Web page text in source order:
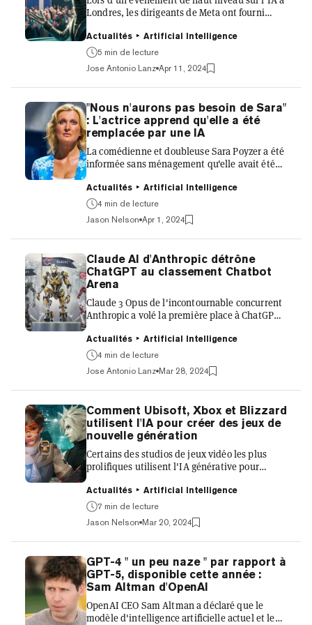
Londres, les dirigeants de Meta ont fourni
détails sur la sortie imminente de Llama 3, la
prochaine itération très attendue du modèle
de grand langage open-source de l'entreprise.
"D'ici un mois, voire moins, nous espérons
commencer à déployer notre nouvelle suite de
modèles de fondation de nouvelle génération,
Llama 3", a annoncé Nick Clegg, président des
affaires internationales de Meta, lors du
Meta...
Actualités
Artificial Intelligence
5 min de lecture
Jose Antonio Lanz Apr 11, 2024
"Nous n'aurons pas besoin de Sara"
: L'actrice apprend qu'elle a été
remplacée par une IA
La comédienne et doubleuse Sara Poyzer a été
informée sans ménagement qu'elle avait été
déclaré mardi la star de Mamma Mia. Poyzer a
publié le texte d'un message électronique
qu'elle a reçu d'une société de production non
nommée qui disait que ses services vocaux
n'étaient plus nécessaires par la BBC car le
diffuseur avait donné la permission d'utiliser
une voix générée par IA à la place. «Désolé
pour le retard,» le message a dit. «Nous avons
eu l'a...
Actualités
Artificial Intelligence
4 min de lecture
Jason Nelson Apr 1, 2024
Claude AI d'Anthropic détrône
ChatGPT au classement Chatbot
Arena
Claude 3 Opus de l'incontournable concurrent
Anthropic a volé la première place à ChatGPT
d'esprit grand public de tous les outils d'IA
générative, sur un tableau de bord populaire
basé sur la foule utilisé par les chercheurs en
IA. L'ascension de Claude dans le classement
de Chatbot Arena marque la première fois que
le GPT-4 d'OpenAI, qui alimente ChatGPT
Plus, a été détrôné depuis sa première
apparition sur le tableau de bord en mai de
l'année de...
Actualités
Artificial Intelligence
4 min de lecture
Jose Antonio Lanz Mar 28, 2024
Comment Ubisoft, Xbox et Blizzard
utilisent l'IA pour créer des jeux de
nouvelle génération
Certains des studios de jeux vidéo les plus
prolifiques utilisent l'IA générative pour
conception de jeux, tels que le dialogue des
PNJ et la création de nouveaux niveaux de
détail pour les rendus en jeu, le tout dans le
but d'accélérer le développement et de
concentrer le talent humain sur des éléments
plus importants. L'IA générative est une
intelligence artificielle capable de créer du
contenu nouveau, comme du texte, des images
ou de la musique, à pa...
Actualités
Artificial Intelligence
7 min de lecture
Jason Nelson Mar 20, 2024
GPT-4 " un peu naze " par rapport à
GPT-5, disponible cette année :
Sam Altman d'OpenAI
OpenAI CEO Sam Altman a déclaré que le
modèle d'intelligence artificielle actuel et le